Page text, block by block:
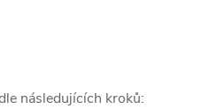
následujících kroků: